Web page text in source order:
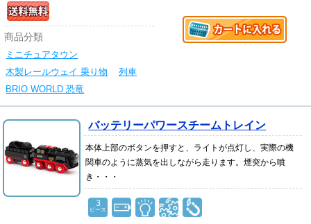
商品分類
ミニチュアタウン
木製レールウェイ 乗り物
列車
BRIO WORLD 恐竜
バッテリーパワースチームトレイン
本体上部のボタンを押すと、ライトが点灯し、実際の機
関車のように蒸気を出しながら走ります。煙突から噴
き・・・
3
ピース